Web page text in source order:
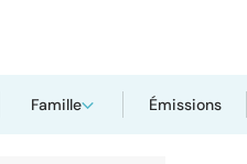
Famille Émissions